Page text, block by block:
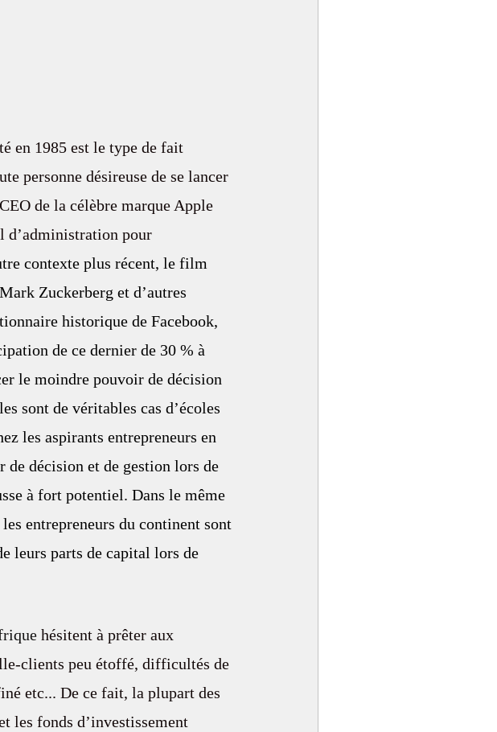
en 1985 est le type de fait
personne désireuse de se lancer
de la célèbre marque Apple
d’administration pour
contexte plus récent, le film
Zuckerberg et d’autres
historique de Facebook,
de ce dernier de 30 % à
le moindre pouvoir de décision
sont de véritables cas d’écoles
les aspirants entrepreneurs en
de décision et de gestion lors de
à fort potentiel. Dans le même
entrepreneurs du continent sont
leurs parts de capital lors de
hésitent à prêter aux
clients peu étoffé, difficultés de
etc... De ce fait, la plupart des
les fonds d’investissement